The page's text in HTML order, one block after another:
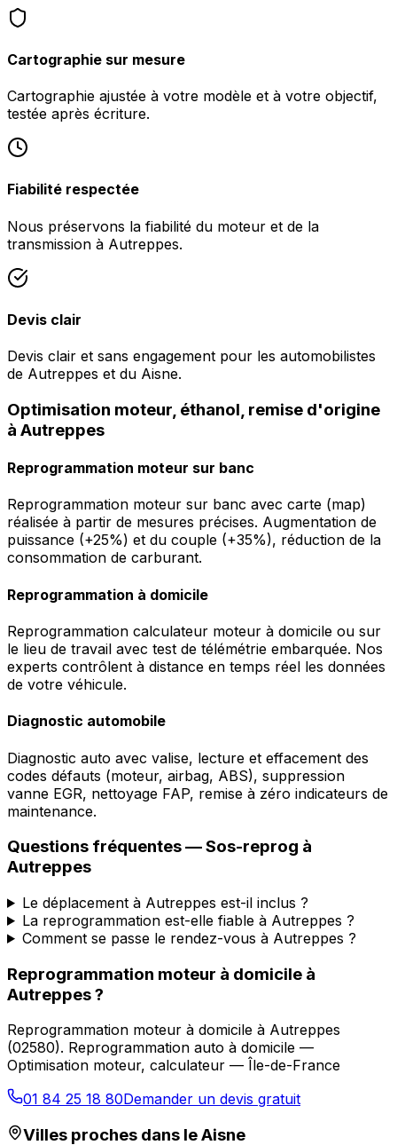
Cartographie sur mesure
Cartographie ajustée à votre modèle et à votre objectif,
testée après écriture.
Fiabilité respectée
Nous préservons la fiabilité du moteur et de la
transmission à Autreppes.
Devis clair
Devis clair et sans engagement pour les automobilistes
de Autreppes et du Aisne.
Optimisation moteur, éthanol, remise d'origine
à Autreppes
Reprogrammation moteur sur banc
Reprogrammation moteur sur banc avec carte (map)
réalisée à partir de mesures précises. Augmentation de
puissance (+25%) et du couple (+35%), réduction de la
consommation de carburant.
Reprogrammation à domicile
Reprogrammation calculateur moteur à domicile ou sur
le lieu de travail avec test de télémétrie embarquée. Nos
experts contrôlent à distance en temps réel les données
de votre véhicule.
Diagnostic automobile
Diagnostic auto avec valise, lecture et effacement des
codes défauts (moteur, airbag, ABS), suppression
vanne EGR, nettoyage FAP, remise à zéro indicateurs de
maintenance.
Questions fréquentes —Sos-reprog à
Autreppes
Le déplacement à Autreppes est-il inclus ?
La reprogrammation est-elle fiable à Autreppes ?
Comment se passe le rendez-vous à Autreppes ?
Reprogrammation moteur à domicile à
Autreppes?
Reprogrammation moteur à domicile à Autreppes
(02580). Reprogrammation auto à domicile —
Optimisation moteur, calculateur — Île-de-France
01 84 25 18 80Demander un devis gratuit
Villes proches dans leAisne